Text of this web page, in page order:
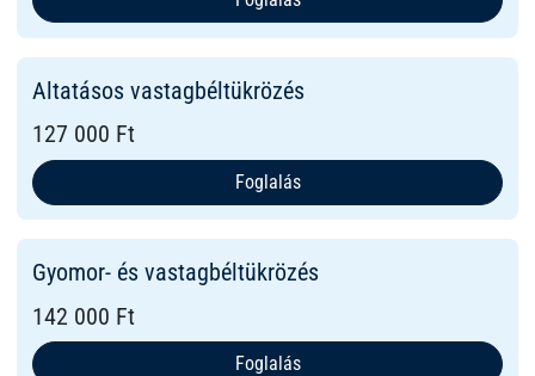
Altatásos vastagbéltükrözés
127 000 Ft
Foglalás
Gyomor- és vastagbéltükrözés
142 000 Ft
Foglalás